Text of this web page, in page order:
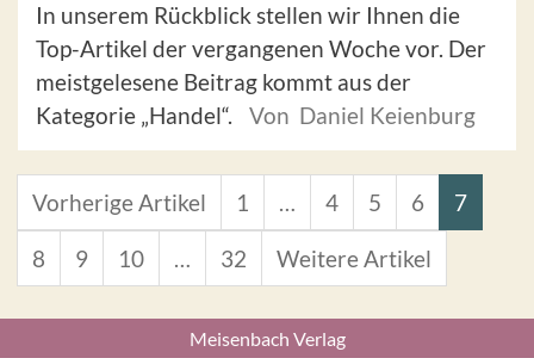
In unserem Rückblick stellen wir Ihnen die
Top-Artikel der vergangenen Woche vor. Der
meistgelesene Beitrag kommt aus der
Kategorie „Handel“.
Von Daniel Keienburg
Vorherige Artikel 1 … 4 5 6 7
8 9 10 … 32 Weitere Artikel
Meisenbach Verlag